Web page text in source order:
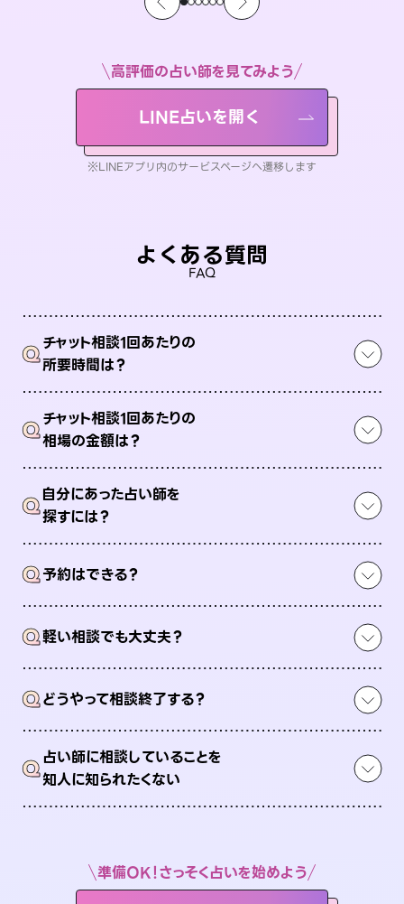
高評価の占い師を見てみよう
LINE占いを開く
※LINEアプリ内のサービスページへ遷移します
よくある質問
FAQ
Qチャット相談1回あたりの
所要時間は？
Qチャット相談1回あたりの
相場の金額は？
Q自分にあった占い師を
探すには？
Q予約はできる？
Q軽い相談でも大丈夫？
Qどうやって相談終了する？
Q占い師に相談していることを
知人に知られたくない
準備OK！さっそく占いを始めよう